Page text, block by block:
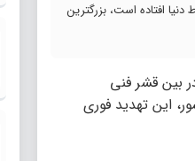
افتاده است، بزرگترین
بین قشر فنی
این تهدید فوری